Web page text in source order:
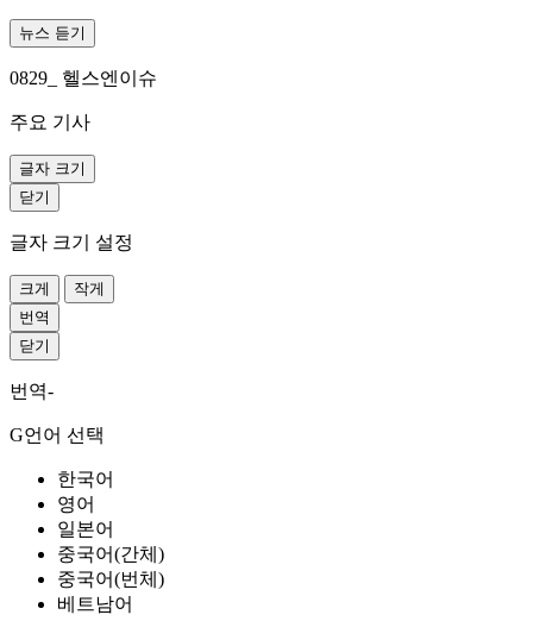
뉴스 듣기
0829_ 헬스엔이슈
주요 기사
글자 크기
닫기
글자 크기 설정
크게
작게
번역
닫기
번역-
G언어 선택
한국어
영어
일본어
중국어(간체)
중국어(번체)
베트남어